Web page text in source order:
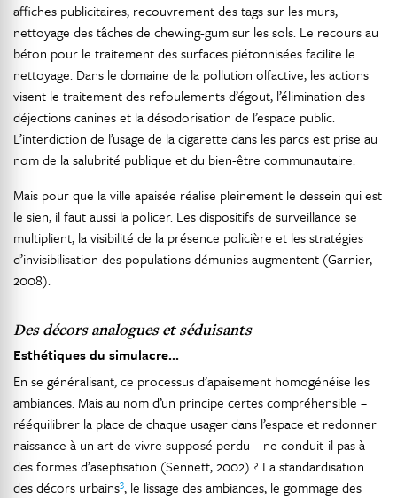
affiches publicitaires, recouvrement des tags sur les murs,
nettoyage des tâches de chewing-gum sur les sols. Le recours au
béton pour le traitement des surfaces piétonnisées facilite le
nettoyage. Dans le domaine de la pollution olfactive, les actions
visent le traitement des refoulements d’égout, l’élimination des
déjections canines et la désodorisation de l’espace public.
L’interdiction de l’usage de la cigarette dans les parcs est prise au
nom de la salubrité publique et du bien-être communautaire.
Mais pour que la ville apaisée réalise pleinement le dessein qui est
le sien, il faut aussi la policer. Les dispositifs de surveillance se
multiplient, la visibilité de la présence policière et les stratégies
d’invisibilisation des populations démunies augmentent (Garnier,
2008).
Des décors analogues et séduisants
Esthétiques du simulacre…
En se généralisant, ce processus d’apaisement homogénéise les
ambiances. Mais au nom d’un principe certes compréhensible –
rééquilibrer la place de chaque usager dans l’espace et redonner
naissance à un art de vivre supposé perdu – ne conduit-il pas à
des formes d’aseptisation (Sennett, 2002) ? La standardisation
des décors urbains3, le lissage des ambiances, le gommage des